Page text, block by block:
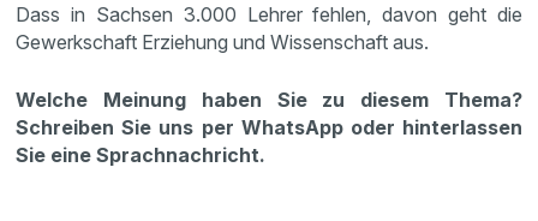
Dass in Sachsen 3.000 Lehrer fehlen, davon geht die
Gewerkschaft Erziehung und Wissenschaft aus.
Welche Meinung haben Sie zu diesem Thema?
Schreiben Sie uns per WhatsApp oder hinterlassen
Sie eine Sprachnachricht.